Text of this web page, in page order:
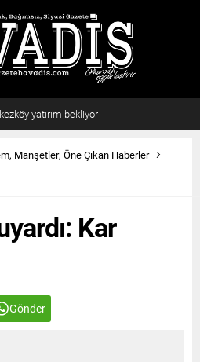
tamamlandı
, Manşetler, Öne Çıkan Haberler
Kar
Gönder